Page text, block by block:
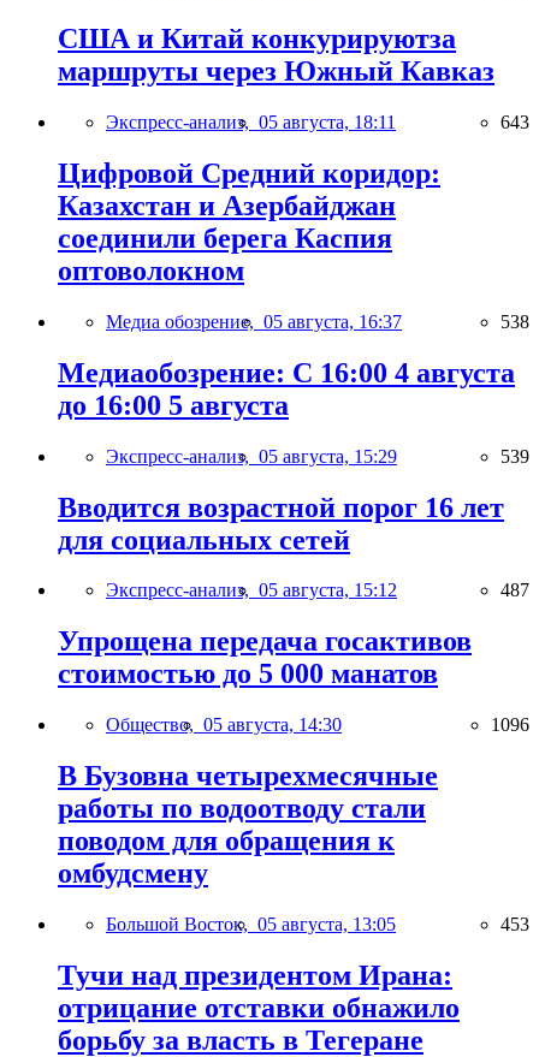
США и Китай конкурируютза
маршруты через Южный Кавказ
Экспресс-анализ, 05 августа, 18:11 643
Цифровой Средний коридор:
Казахстан и Азербайджан
соединили берега Каспия
оптоволокном
Медиа обозрение, 05 августа, 16:37 538
Медиаобозрение: С 16:00 4 августа
до 16:00 5 августа
Экспресс-анализ, 05 августа, 15:29 539
Вводится возрастной порог 16 лет
для социальных сетей
Экспресс-анализ, 05 августа, 15:12 487
Упрощена передача госактивов
стоимостью до 5 000 манатов
Общество, 05 августа, 14:30 1096
В Бузовна четырехмесячные
работы по водоотводу стали
поводом для обращения к
омбудсмену
Большой Восток, 05 августа, 13:05 453
Тучи над президентом Ирана:
отрицание отставки обнажило
борьбу за власть в Тегеране